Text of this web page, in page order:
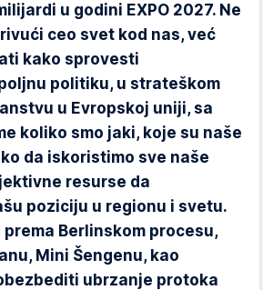
u godini EXPO 2027. Ne
ceo svet kod nas, već
kako sprovesti
politiku, u strateškom
u Evropskoj uniji, sa
koliko smo jaki, koje su naše
da iskoristimo sve naše
resurse da
poziciju u regionu i svetu.
Berlinskom procesu,
Mini Šengenu, kao
ubrzanje protoka